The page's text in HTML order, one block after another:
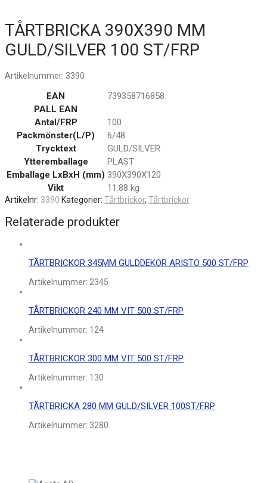
TÅRTBRICKA 390X390 MM
GULD/SILVER 100 ST/FRP
Artikelnummer: 3390
EAN
739358716858
PALL EAN
Antal/FRP
100
Packmönster(L/P)
6/48
Trycktext
GULD/SILVER
Ytteremballage
PLAST
Emballage LxBxH (mm) 390X390X120
Vikt
11.88 kg
Artikelnr: 3390 Kategorier: Tårtbrickor, Tårtbrickor
Relaterade produkter
TÅRTBRICKOR 345MM GULDDEKOR ARISTO 500 ST/FRP
Artikelnummer: 2345
TÅRTBRICKOR 240 MM VIT 500 ST/FRP
Artikelnummer: 124
TÅRTBRICKOR 300 MM VIT 500 ST/FRP
Artikelnummer: 130
TÅRTBRICKA 280 MM GULD/SILVER 100ST/FRP
Artikelnummer: 3280